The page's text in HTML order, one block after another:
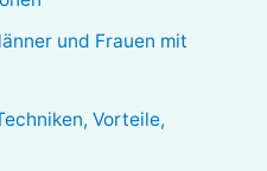
und Frauen mit
Vorteile,